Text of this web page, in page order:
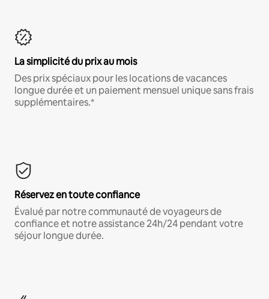
La simplicité du prix au mois
Des prix spéciaux pour les locations de vacances
longue durée et un paiement mensuel unique sans frais
supplémentaires.*
Réservez en toute confiance
Évalué par notre communauté de voyageurs de
confiance et notre assistance 24h/24 pendant votre
séjour longue durée.